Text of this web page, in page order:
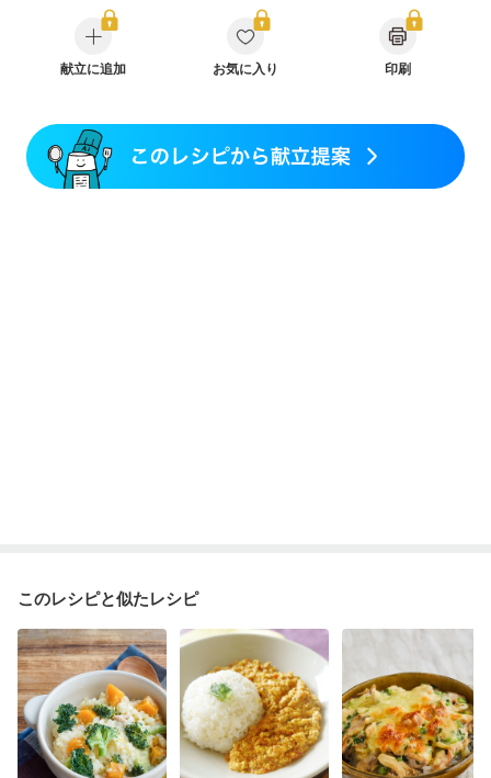
乳がん（抗がん剤治療中）
乳がん（ホルモン療法中）
乳がん（放射線治療中）
乳がん治療を終えた方・経過観察中の方など
食欲がない
妊婦健診・血糖値が気になる（初期）
妊娠糖尿病(初期)
産後（母乳）
産後（混合栄養）
産後（ミルク）
献立に追加 お気に入り 印刷
このレシピと似たレシピ